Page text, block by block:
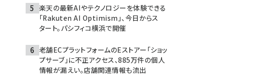
楽天の最新AIやテクノロジーを体験できる
「Rakuten AI Optimism」、今日からス
タート。パシフィコ横浜で開催
老舗ECプラットフォームのEストアー「ショッ
プサーブ」に不正アクセス、885万件の個人
情報が漏えい。店舗関連情報も流出